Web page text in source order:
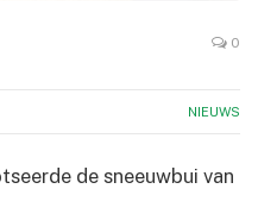
0
NIEUWS
de sneeuwbui van